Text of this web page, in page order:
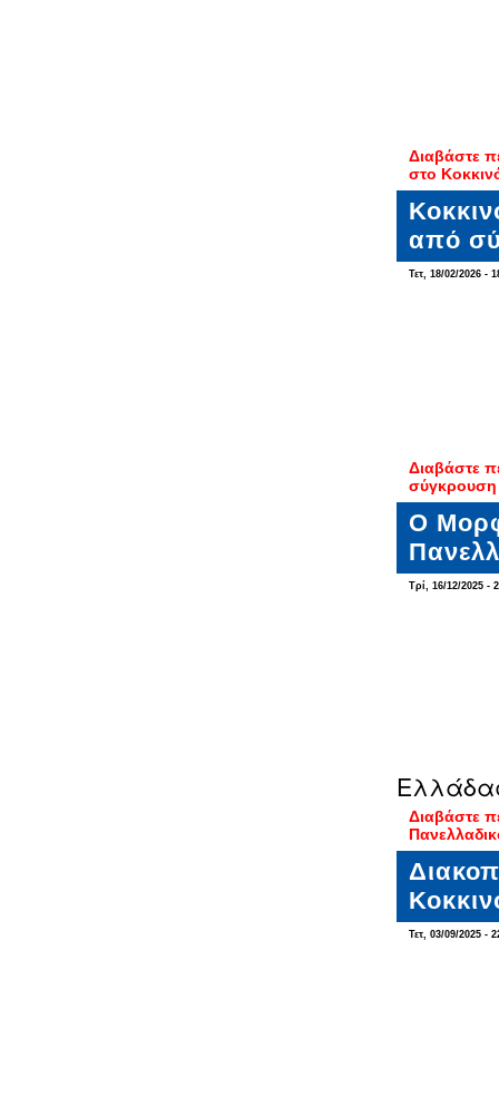
Διαβάστε
στο
από
Τετ, 18/02/2026 -
Διαβάστε
σύγκρουση
Ο
Τρί, 16/12/2025 -
Διαβάστε
Τετ, 03/09/2025 -